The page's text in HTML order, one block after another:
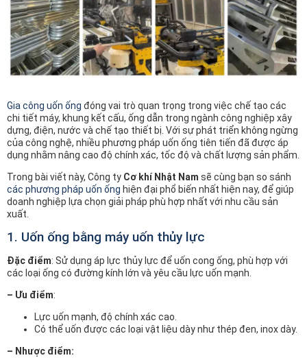
Gia công uốn ống đóng vai trò quan trọng trong việc chế tạo các
chi tiết máy, khung kết cấu, ống dẫn trong ngành công nghiệp xây
dựng, điện, nước và chế tạo thiết bị. Với sự phát triển không ngừng
của công nghệ, nhiều phương pháp uốn ống tiên tiến đã được áp
dụng nhằm nâng cao độ chính xác, tốc độ và chất lượng sản phẩm.
Trong bài viết này, Công ty Cơ khí Nhật Nam sẽ cùng bạn so sánh
các phương pháp uốn ống hiện đại phổ biến nhất hiện nay, để giúp
doanh nghiệp lựa chọn giải pháp phù hợp nhất với nhu cầu sản
xuất.
1. Uốn ống bằng máy uốn thủy lực
Đặc điểm: Sử dụng áp lực thủy lực để uốn cong ống, phù hợp với
các loại ống có đường kính lớn và yêu cầu lực uốn mạnh.
– Ưu điểm:
Lực uốn mạnh, độ chính xác cao.
Có thể uốn được các loại vật liệu dày như thép đen, inox dày.
– Nhược điểm: